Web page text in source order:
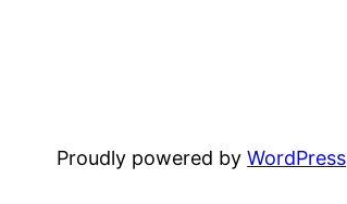
Proudly powered byWordPress